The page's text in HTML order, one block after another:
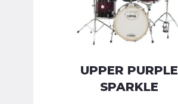
UPPER PURPLE
SPARKLE